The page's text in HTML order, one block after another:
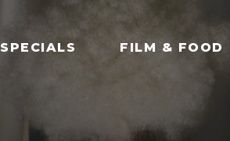
SPECIALS FILM & FOOD